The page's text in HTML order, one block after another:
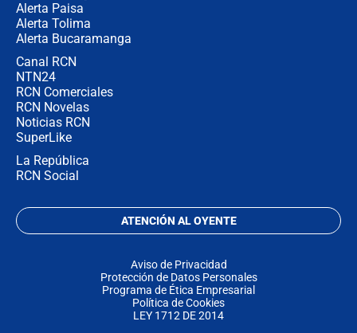
Alerta Paisa
Alerta Tolima
Alerta Bucaramanga
Canal RCN
NTN24
RCN Comerciales
RCN Novelas
Noticias RCN
SuperLike
La República
RCN Social
ATENCIÓN AL OYENTE
Aviso de Privacidad
Protección de Datos Personales
Programa de Ética Empresarial
Política de Cookies
LEY 1712 DE 2014